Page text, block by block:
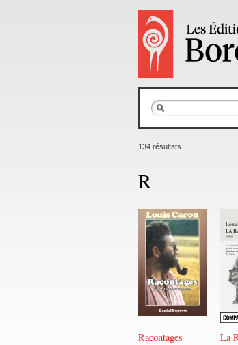
134 résultats
R
Racontages La